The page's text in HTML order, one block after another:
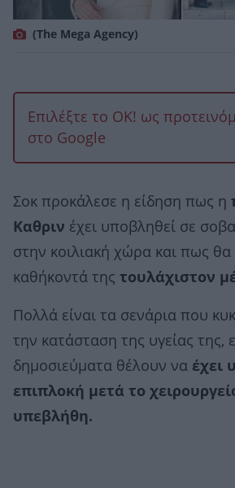
(The Mega Agency)
Επιλέξτε το OK! ως
στο Google
Σοκ προκάλεσε η είδηση πως η
Καθριν έχει υποβληθεί σε
στην κοιλιακή χώρα και πως
καθήκοντά της τουλάχιστον
Πολλά είναι τα σενάρια που
την κατάσταση της υγείας της,
δημοσιεύματα θέλουν να έχει
επιπλοκή μετά το
υπεβλήθη.